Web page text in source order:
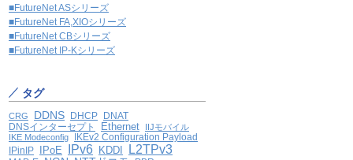
■FutureNet ASシリーズ
■FutureNet FA,XIOシリーズ
■FutureNet CBシリーズ
■FutureNet IP-Kシリーズ
タグ
CRG DDNS DHCP DNAT
DNSインターセプト Ethernet
IIJモバイル
IKE Modeconfig
IKEv2 Configuration Payload
IPinIP
IPoE IPv6 KDDI L2TPv3